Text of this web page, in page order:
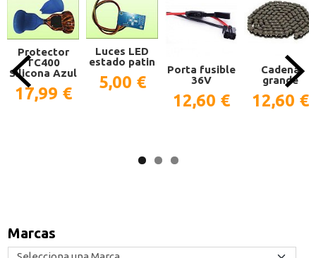
Marcas
Protector
TC400
Silicona Azul
17,99 €
Luces LED
estado patin
5,00 €
Porta fusible
36V
12,60 €
Cadena
grande
12,60 €